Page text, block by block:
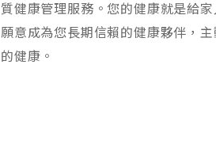
質健康管理服務。您的健康就是給
願意成為您長期信賴的健康夥伴，
的健康。